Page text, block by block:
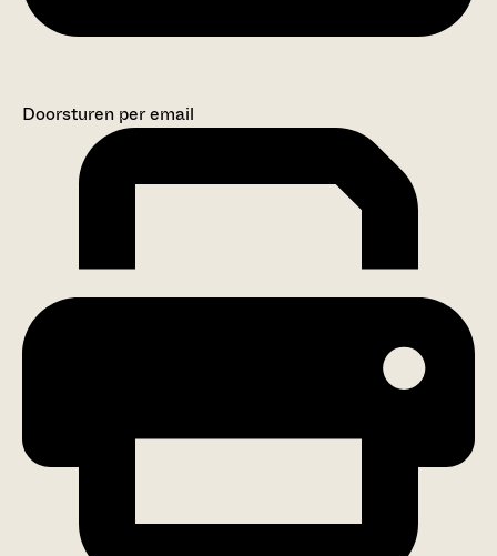
Doorsturen per email